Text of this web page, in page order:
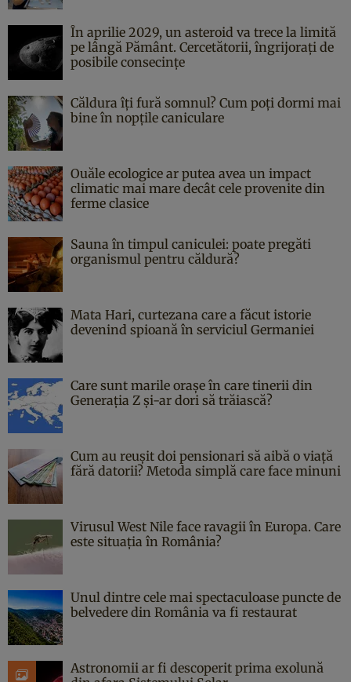
În aprilie 2029, un asteroid va trece la limită
pe lângă Pământ. Cercetătorii, îngrijorați de
posibile consecințe
Căldura îți fură somnul? Cum poți dormi mai
bine în nopțile caniculare
Ouăle ecologice ar putea avea un impact
climatic mai mare decât cele provenite din
ferme clasice
Sauna în timpul caniculei: poate pregăti
organismul pentru căldură?
Mata Hari, curtezana care a făcut istorie
devenind spioană în serviciul Germaniei
Care sunt marile orașe în care tinerii din
Generația Z și-ar dori să trăiască?
Cum au reușit doi pensionari să aibă o viață
fără datorii? Metoda simplă care face minuni
Virusul West Nile face ravagii în Europa. Care
este situația în România?
Unul dintre cele mai spectaculoase puncte de
belvedere din România va fi restaurat
Astronomii ar fi descoperit prima exolună